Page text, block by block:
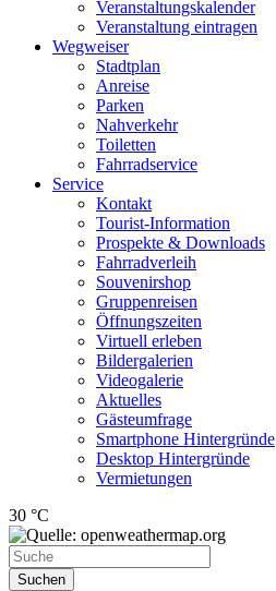
Veranstaltungskalender
Veranstaltung eintragen
Wegweiser
Stadtplan
Anreise
Parken
Nahverkehr
Toiletten
Fahrradservice
Service
Kontakt
Tourist-Information
Prospekte & Downloads
Fahrradverleih
Souvenirshop
Gruppenreisen
Öffnungszeiten
Virtuell erleben
Bildergalerien
Videogalerie
Aktuelles
Gästeumfrage
Smartphone Hintergründe
Desktop Hintergründe
Vermietungen
30 °C
Suchen